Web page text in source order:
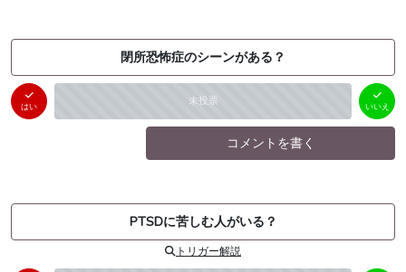
閉所恐怖症のシーンがある？
はい 未投票
いいえ
（ 0件）
いいえ
コメントを書く
PTSDに苦しむ人がいる？
トリガー解説